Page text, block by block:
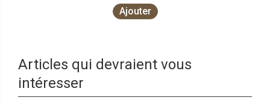
Ajouter
Articles qui devraient vous
intéresser